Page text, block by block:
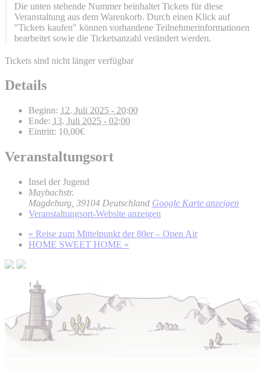
Die unten stehende Nummer beinhaltet Tickets für diese
Veranstaltung aus dem Warenkorb. Durch einen Klick auf
"Tickets kaufen" können vorhandene Teilnehmerinformationen
bearbeitet sowie die Ticketsanzahl verändert werden.
Tickets sind nicht länger verfügbar
Details
Beginn: 12. Juli 2025 - 20:00
Ende: 13. Juli 2025 - 02:00
Eintritt: 10,00€
Veranstaltungsort
Insel der Jugend
Maybachstr.
Magdeburg 39104 Deutschland Google Karte anzeigen
Veranstaltungsort-Website anzeigen
« Reise zum Mittelpunkt der 80er – Open Air
HOME SWEET HOME »